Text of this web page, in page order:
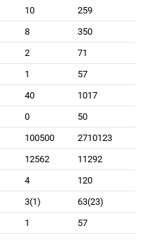
10
259
8
350
2
71
1
57
40
1017
0
50
100500
2710123
12562
11292
4
120
3(1)
63(23)
1 57